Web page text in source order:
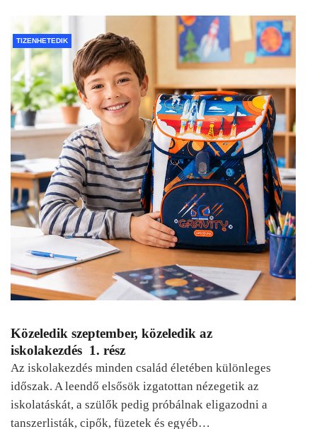
TIZENHETEDIK
Közeledik szeptember, közeledik az
iskolakezdés 1. rész
Az iskolakezdés minden család életében különleges
időszak. A leendő elsősök izgatottan nézegetik az
iskolatáskát, a szülők pedig próbálnak eligazodni a
tanszerlisták, cipők, füzetek és egyéb…